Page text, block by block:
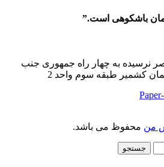
باشکوهی است.”
نرسیده به چهار راه جمهوری جنب
من محفوظ می باشد.
جستجو